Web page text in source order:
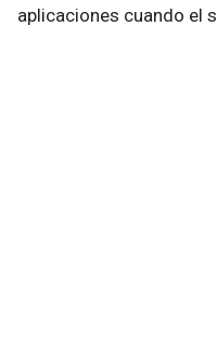
aplicaciones cuando el